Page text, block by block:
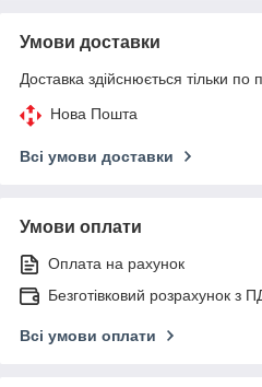
Умови доставки
Доставка здійснюється тільки по
Нова Пошта
Всі умови доставки
Умови оплати
Оплата на рахунок
Безготівковий розрахунок з
Всі умови оплати